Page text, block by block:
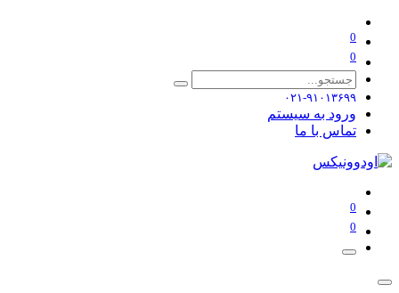
0
0
۰۲۱-۹۱۰۱۳۶۹۹
ورود به سیستم
تماس با ما
0
0